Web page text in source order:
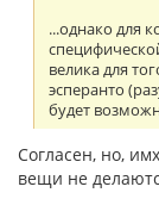
...однако для
велика для
эсперанто
будет
Согласен, но,
вещи не